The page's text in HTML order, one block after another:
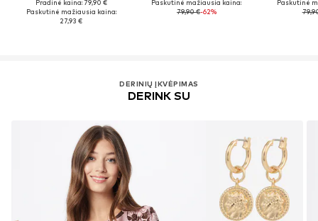
Pradinė kaina: 79,90 €
Paskutinė mažiausia kaina:
27,93 €
Paskutinė mažiausia kaina:
79,90 €-62%
Paskutinė
DERINIŲ ĮKVĖPIMAS
DERINK SU